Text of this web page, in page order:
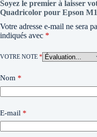
Soyez le premier à laisser
Quadricolor pour Epson
Votre adresse e-mail ne sera
indiqués avec *
VOTRE NOTE *
Nom *
E-mail *